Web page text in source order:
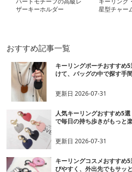
ザーキーホルダー
星型チャー
おすすめ記事一覧
キーリングポーチおすすめ
けて、バッグの中で探す手
更新日2026-07-31
人気キーリングおすすめ5
で毎日の持ち歩きがもっと
更新日2026-07-31
キーリングコスメおすすめ
びやすく、外出先でもサッ